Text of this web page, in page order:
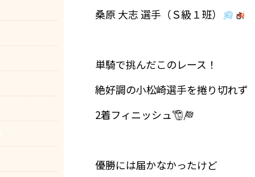
桑原 大志 選手（Ｓ級１班）
単騎で挑んだこのレース！
絶好調の小松崎選手を捲り切れず
2着フィニッシュ
優勝には届かなかったけど